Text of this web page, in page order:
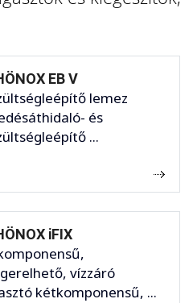
EB V
lemez
és
...
iFIX
vízzáró
kétkomponensű, ...